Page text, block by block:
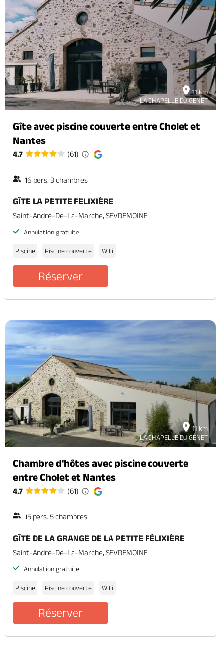
11 km
LA CHAPELLE DU GENET
Gîte avec piscine couverte entre Cholet et
Nantes
4.7 (61)
16 pers. 3 chambres
GÎTE LA PETITE FELIXIÈRE
Saint-André-De-La-Marche, SEVREMOINE
Annulation gratuite
Piscine Piscine couverte WiFi
Réserver
11 km
LA CHAPELLE DU GENET
Chambre d'hôtes avec piscine couverte
entre Cholet et Nantes
4.7 (61)
15 pers. 5 chambres
GÎTE DE LA GRANGE DE LA PETITE FÉLIXIÈRE
Saint-André-De-La-Marche, SEVREMOINE
Annulation gratuite
Piscine Piscine couverte WiFi
Réserver